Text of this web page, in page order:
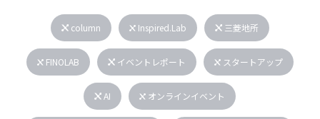
column Inspired.Lab 三菱地所
FINOLAB イベントレポート スタートアップ
AI オンラインイベント